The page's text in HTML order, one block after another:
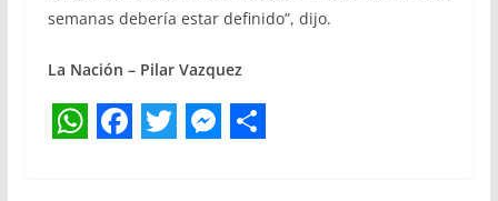
semanas debería estar definido”, dijo.
La Nación – Pilar Vazquez